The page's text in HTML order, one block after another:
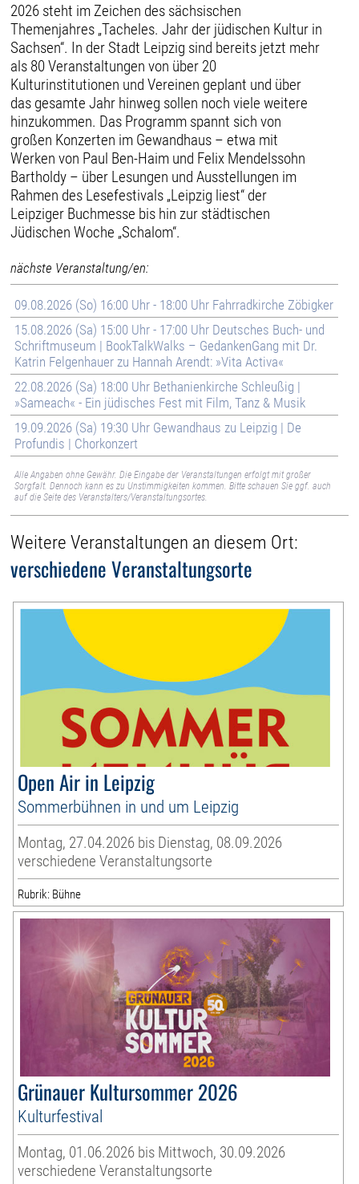
2026 steht im Zeichen des sächsischen
Themenjahres „Tacheles. Jahr der jüdischen Kultur in
Sachsen“. In der Stadt Leipzig sind bereits jetzt mehr
als 80 Veranstaltungen von über 20
Kulturinstitutionen und Vereinen geplant und über
das gesamte Jahr hinweg sollen noch viele weitere
hinzukommen. Das Programm spannt sich von
großen Konzerten im Gewandhaus – etwa mit
Werken von Paul Ben-Haim und Felix Mendelssohn
Bartholdy – über Lesungen und Ausstellungen im
Rahmen des Lesefestivals „Leipzig liest“ der
Leipziger Buchmesse bis hin zur städtischen
Jüdischen Woche „Schalom“.
nächste Veranstaltung/en:
09.08.2026 (So) 16:00 Uhr - 18:00 Uhr Fahrradkirche Zöbigker
15.08.2026 (Sa) 15:00 Uhr - 17:00 Uhr Deutsches Buch- und
Schriftmuseum | BookTalkWalks – GedankenGang mit Dr.
Katrin Felgenhauer zu Hannah Arendt: »Vita Activa«
22.08.2026 (Sa) 18:00 Uhr Bethanienkirche Schleußig |
»Sameach« - Ein jüdisches Fest mit Film, Tanz & Musik
19.09.2026 (Sa) 19:30 Uhr Gewandhaus zu Leipzig | De
Profundis | Chorkonzert
Alle Angaben ohne Gewähr. Die Eingabe der Veranstaltungen erfolgt mit großer
Sorgfalt. Dennoch kann es zu Unstimmigkeiten kommen. Bitte schauen Sie ggf. auch
auf die Seite des Veranstalters/Veranstaltungsortes.
Weitere Veranstaltungen an diesem Ort:
verschiedene Veranstaltungsorte
Open Air in Leipzig
Sommerbühnen in und um Leipzig
Montag, 27.04.2026 bis Dienstag, 08.09.2026
verschiedene Veranstaltungsorte
Rubrik: Bühne
Grünauer Kultursommer 2026
Kulturfestival
Montag, 01.06.2026 bis Mittwoch, 30.09.2026
verschiedene Veranstaltungsorte